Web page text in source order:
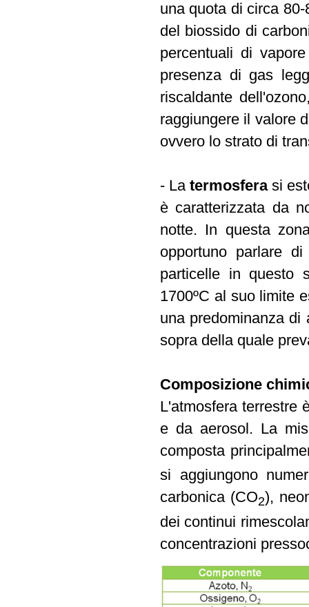
una quota di circa
del biossido di
percentuali di
presenza di gas
riscaldante
raggiungere il valore
ovvero lo strato di
- Latermosferasi
è caratterizzata da
notte. In questa
opportuno parlare
particelle in questo
1700ºC al suo limite
una predominanza
sopra della quale
Composizione
L'atmosfera terrestre
e da aerosol. La
composta
si aggiungono
carbonica (CO2),
dei continui
concentrazioni